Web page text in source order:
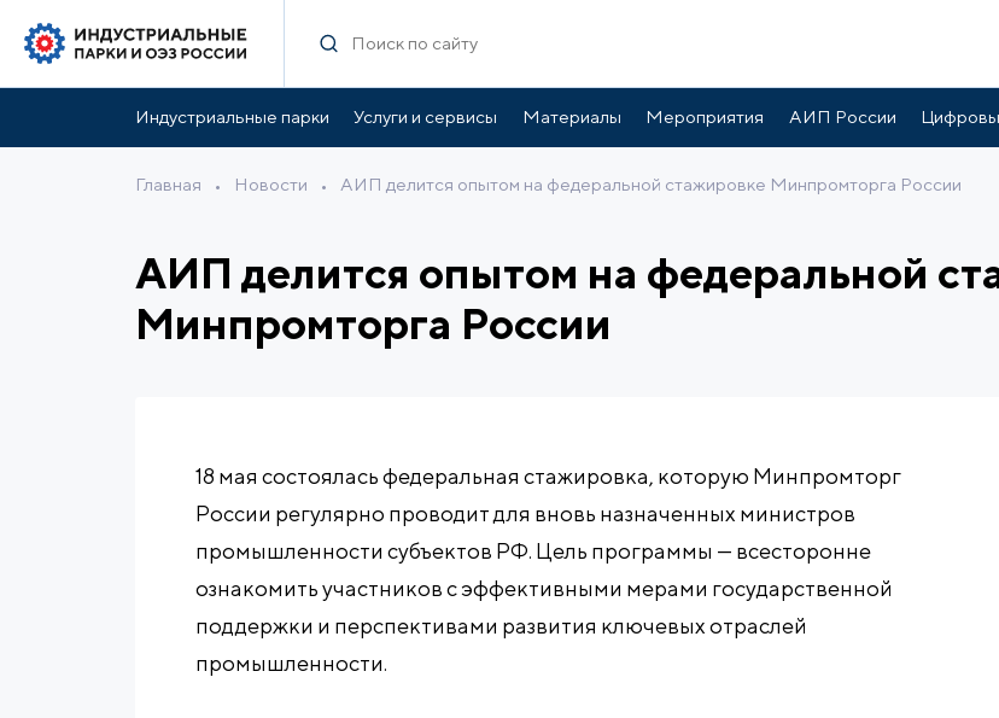
Индустриальные парки Услуги и сервисы Материалы Мероприятия АИП России
Главная • Новости • АИП делится опытом на федеральной стажировке Минпромторга России
АИП делится опытом на федеральной
Минпромторга России
18 мая состоялась федеральная стажировка, которую Минпромторг
России регулярно проводит для вновь назначенных министров
промышленности субъектов РФ. Цель программы — всесторонне
ознакомить участников с эффективными мерами государственной
поддержки и перспективами развития ключевых отраслей
промышленности.